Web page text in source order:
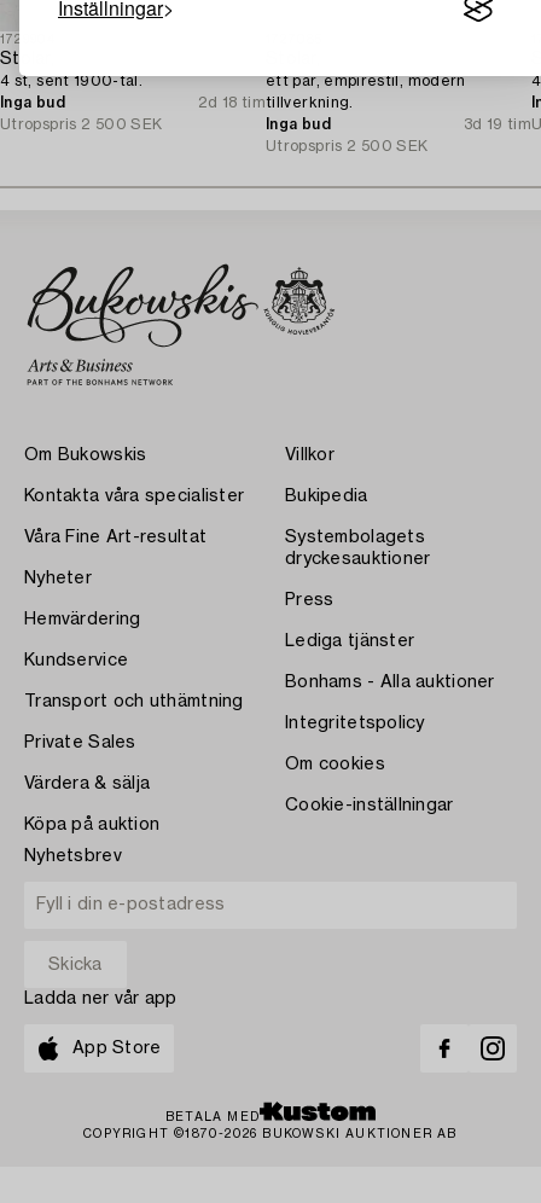
Inställningar
1729904
Stolar,
4 st, sent 1900-tal.
Inga bud
2d 18 tim
Utropspris 2 500 SEK
ett par, empirestil, modern
tillverkning.
Inga bud
3d 19 tim
Utropspris 2 500 SEK
Om Bukowskis
Kontakta våra specialister
Våra Fine Art-resultat
Nyheter
Hemvärdering
Kundservice
Transport och uthämtning
Private Sales
Värdera & sälja
Köpa på auktion
Villkor
Bukipedia
Systembolagets
dryckesauktioner
Press
Lediga tjänster
Bonhams - Alla auktioner
Integritetspolicy
Om cookies
Cookie-inställningar
Nyhetsbrev
Ladda ner vår app
App Store
BETALA MED
COPYRIGHT ©1870-2026 BUKOWSKI AUKTIONER AB